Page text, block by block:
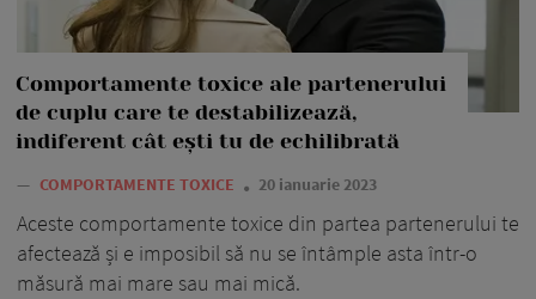
Comportamente toxice ale partenerului
de cuplu care te destabilizează,
indiferent cât ești tu de echilibrată
— COMPORTAMENTE TOXICE 20 ianuarie 2023
Aceste comportamente toxice din partea partenerului te
afectează și e imposibil să nu se întâmple asta într-o
măsură mai mare sau mai mică.